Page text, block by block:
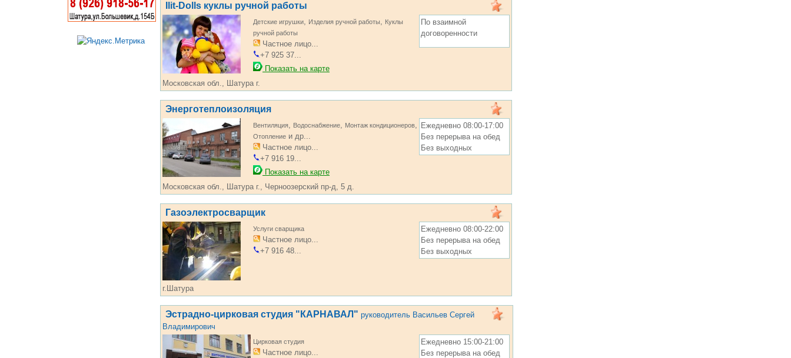
Ilit-Dolls куклы ручной работы
Детские игрушки, Изделия ручной работы, Куклы
ручной работы
Частное лицо...
+7 925 37...
Показать на карте
По взаимной
договоренности
Московская обл., Шатура г.
Энерготеплоизоляция
Вентиляция, Водоснабжение, Монтаж кондиционеров,
Отопление и др...
Частное лицо...
+7 916 19...
Показать на карте
Ежедневно 08:00-17:00
Без перерыва на обед
Без выходных
Московская обл., Шатура г., Черноозерский пр-д, 5 д.
Газоэлектросварщик
Услуги сварщика
Частное лицо...
+7 916 48...
Ежедневно 08:00-22:00
Без перерыва на обед
Без выходных
г.Шатура
Эстрадно-цирковая студия "КАРНАВАЛ" руководитель Васильев Сергей
Владимирович
Цирковая студия
Частное лицо...
Ежедневно 15:00-21:00
Без перерыва на обед